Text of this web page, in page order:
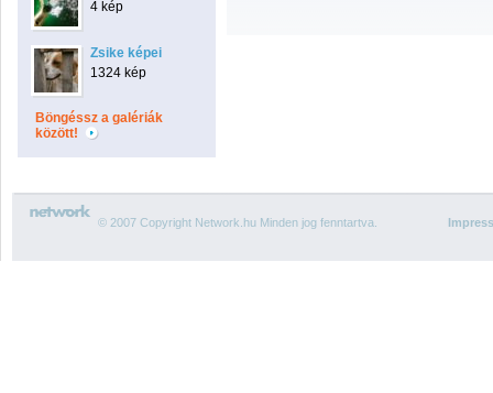
4 kép
Zsike képei
1324 kép
Böngéssz a galériák
között!
© 2007 Copyright Network.hu Minden jog fenntartva.